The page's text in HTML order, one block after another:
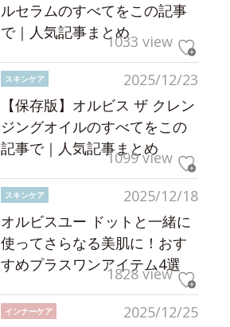
ルセラムのすべてをこの記事
で｜人気記事まとめ1033 view
2025/12/23
スキンケア
【保存版】オルビス ザ クレン
ジングオイルのすべてをこの
記事で｜人気記事まとめ
1099 view
2025/12/18
スキンケア
オルビスユー ドットと一緒に
使ってさらなる美肌に！おす
すめプラスワンアイテム4選
1828 view
2025/12/25
インナーケア